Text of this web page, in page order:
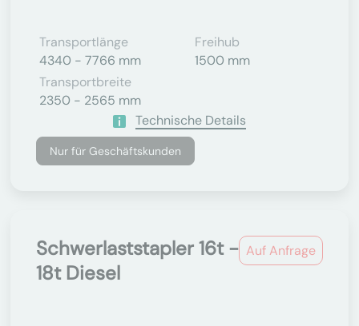
Transportlänge
4340 - 7766 mm
Freihub
1500 mm
Transportbreite
2350 - 2565 mm
Technische Details
Nur für Geschäftskunden
Auf Anfrage
Schwerlaststapler 16t -
18t Diesel